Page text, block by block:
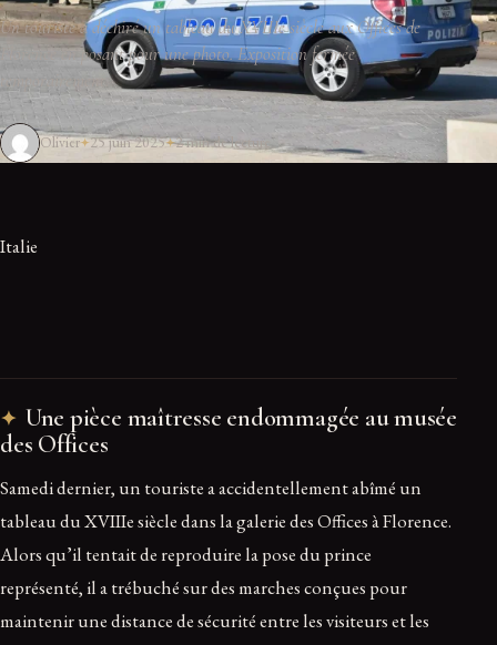
Un touriste a déchiré un tableau du XVIIIe siècle aux Offices de
Florence en posant pour une photo. Exposition fermée
temporairement.
Olivier 25 juin 2025 2 min de lecture
Italie
Une pièce maîtresse endommagée au musée
des Offices
Samedi dernier, un touriste a accidentellement abîmé un
tableau du XVIIIe siècle dans la galerie des Offices à Florence.
Alors qu’il tentait de reproduire la pose du prince
représenté, il a trébuché sur des marches conçues pour
maintenir une distance de sécurité entre les visiteurs et les